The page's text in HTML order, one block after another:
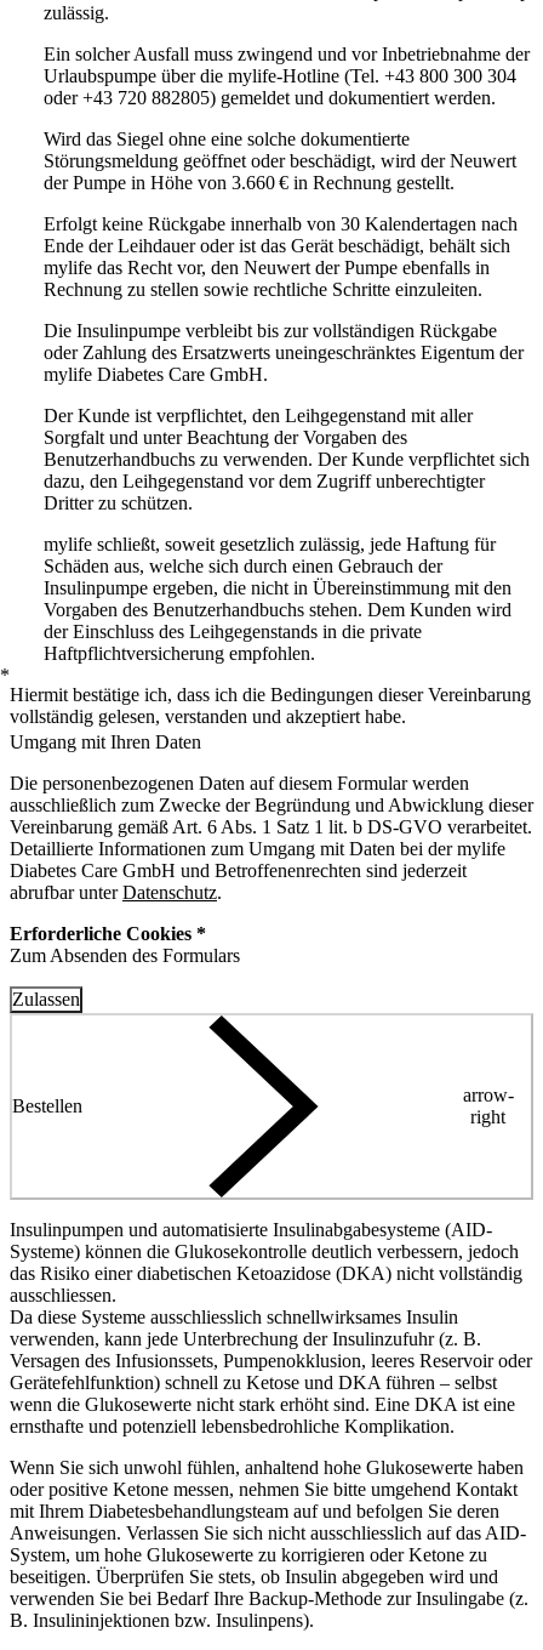
zulässig.
Ein solcher Ausfall muss zwingend und vor Inbetriebnahme der
Urlaubspumpe über die mylife-Hotline (Tel. +43 800 300 304
oder +43 720 882805) gemeldet und dokumentiert werden.
Wird das Siegel ohne eine solche dokumentierte
Störungsmeldung geöffnet oder beschädigt, wird der Neuwert
der Pumpe in Höhe von 3.660 € in Rechnung gestellt.
Erfolgt keine Rückgabe innerhalb von 30 Kalendertagen nach
Ende der Leihdauer oder ist das Gerät beschädigt, behält sich
mylife das Recht vor, den Neuwert der Pumpe ebenfalls in
Rechnung zu stellen sowie rechtliche Schritte einzuleiten.
Die Insulinpumpe verbleibt bis zur vollständigen Rückgabe
oder Zahlung des Ersatzwerts uneingeschränktes Eigentum der
mylife Diabetes Care GmbH.
Der Kunde ist verpflichtet, den Leihgegenstand mit aller
Sorgfalt und unter Beachtung der Vorgaben des
Benutzerhandbuchs zu verwenden. Der Kunde verpflichtet sich
dazu, den Leihgegenstand vor dem Zugriff unberechtigter
Dritter zu schützen.
mylife schließt, soweit gesetzlich zulässig, jede Haftung für
Schäden aus, welche sich durch einen Gebrauch der
Insulinpumpe ergeben, die nicht in Übereinstimmung mit den
Vorgaben des Benutzerhandbuchs stehen. Dem Kunden wird
der Einschluss des Leihgegenstands in die private
Haftpflichtversicherung empfohlen.
*
Hiermit bestätige ich, dass ich die Bedingungen dieser Vereinbarung
vollständig gelesen, verstanden und akzeptiert habe.
Umgang mit Ihren Daten
Die personenbezogenen Daten auf diesem Formular werden
ausschließlich zum Zwecke der Begründung und Abwicklung dieser
Vereinbarung gemäß Art. 6 Abs. 1 Satz 1 lit. b DS-GVO verarbeitet.
Detaillierte Informationen zum Umgang mit Daten bei der mylife
Diabetes Care GmbH und Betroffenenrechten sind jederzeit
abrufbar unterDatenschutz.
Erforderliche Cookies *
Zum Absenden des Formulars
Zulassen
Bestellen
arrow-
right
Insulinpumpen und automatisierte Insulinabgabesysteme (AID-
Systeme) können die Glukosekontrolle deutlich verbessern, jedoch
das Risiko einer diabetischen Ketoazidose (DKA) nicht vollständig
ausschliessen.
Da diese Systeme ausschliesslich schnellwirksames Insulin
verwenden, kann jede Unterbrechung der Insulinzufuhr (z. B.
Versagen des Infusionssets, Pumpenokklusion, leeres Reservoir oder
Gerätefehlfunktion) schnell zu Ketose und DKA führen – selbst
wenn die Glukosewerte nicht stark erhöht sind. Eine DKA ist eine
ernsthafte und potenziell lebensbedrohliche Komplikation.
Wenn Sie sich unwohl fühlen, anhaltend hohe Glukosewerte haben
oder positive Ketone messen, nehmen Sie bitte umgehend Kontakt
mit Ihrem Diabetesbehandlungsteam auf und befolgen Sie deren
Anweisungen. Verlassen Sie sich nicht ausschliesslich auf das AID-
System, um hohe Glukosewerte zu korrigieren oder Ketone zu
beseitigen. Überprüfen Sie stets, ob Insulin abgegeben wird und
verwenden Sie bei Bedarf Ihre Backup-Methode zur Insulingabe (z.
B. Insulininjektionen bzw. Insulinpens).